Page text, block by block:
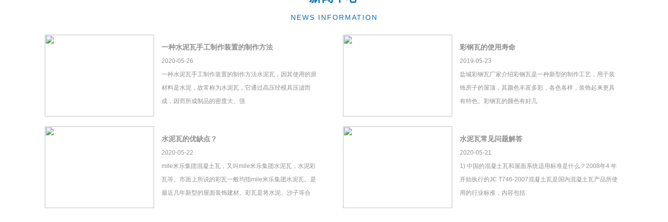
NEWS INFORMATION
一种水泥瓦手工制作装置的制作方法
2020-05-26
一种水泥瓦手工制作装置的制作方法水泥瓦，因其使用的原
材料是水泥，故常称为水泥瓦，它通过高压经模具压滤而
成，因而所成制品的密度大、强
彩钢瓦的使用寿命
2019-05-23
盐城彩钢瓦厂家介绍彩钢瓦是一种新型的制作工艺，用于装
饰房子的屋顶，其颜色丰富多彩，各色各样，装饰起来更具
有特色。彩钢瓦的颜色有好几
水泥瓦的优缺点？
2020-05-22
mile米乐集团混凝土瓦，又叫mile米乐集团水泥瓦，水泥彩
瓦等。市面上所说的彩瓦一般均指mile米乐集团水泥瓦。是
最近几年新型的屋面装饰建材。彩瓦是将水泥、沙子等合
水泥瓦常见问题解答
2020-05-21
1) 中国的混凝土瓦和屋面系统适用标准是什么？2008年4 年
开始执行的JC T746-2007混凝土瓦是国内混凝土瓦产品所使
用的行业标准，内容包括